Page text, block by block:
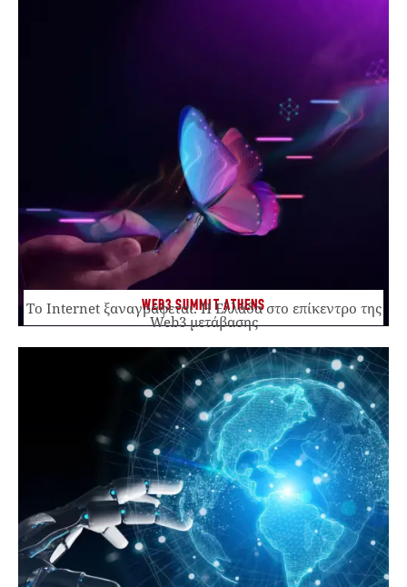
WEB3 SUMMIT ATHENS
Το Internet ξαναγράφεται. Η Ελλάδα στο επίκεντρο της
Web3 μετάβασης